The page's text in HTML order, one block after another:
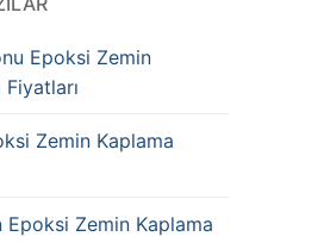
Epoksi Zemin
Zemin Kaplama
Epoksi Zemin Kaplama